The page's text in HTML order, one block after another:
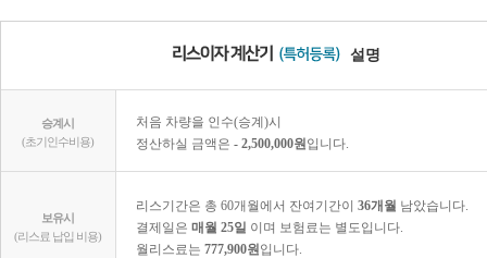
설명
승계시
(초기인수비용)
처음 차량을 인수(승계)시
정산하실 금액은 - 2,500,000원입니다.
보유시
(리스료 납입 비용)
리스기간은 총 60개월에서 잔여기간이 36개월 남았습니다.
결제일은 매월 25일 이며 보험료는 별도입니다.
월리스료는 777,900원입니다.